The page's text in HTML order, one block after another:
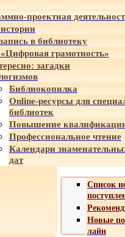
проектная
в библиотеку
грамотность»
загадки
Библиокопилка
Online-ресурсы для
библиотек
Повышение
Профессиональное чтение
Календари
дат
Список
Новые
лайн